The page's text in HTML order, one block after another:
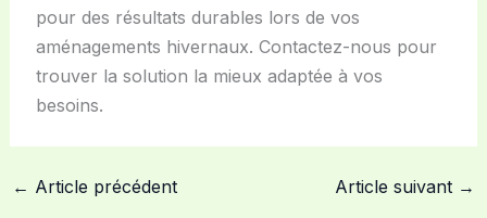
pour des résultats durables lors de vos
aménagements hivernaux. Contactez-nous pour
trouver la solution la mieux adaptée à vos
besoins.
← Article précédent Article suivant →